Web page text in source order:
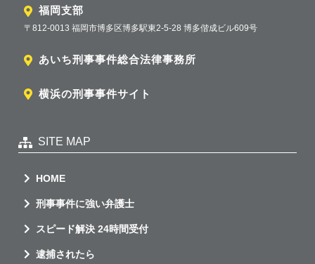
福岡支部
〒812-0013 福岡市博多区博多駅東2-5-28 博多偕成ビル609号
あいち刑事事件総合法律事務所
横浜の刑事事件サイト
SITE MAP
HOME
刑事事件に強い弁護士
スピード解決 24時間受付
逮捕されたら